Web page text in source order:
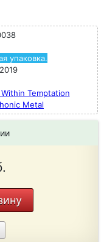
упаковка.
Temptation
Metal